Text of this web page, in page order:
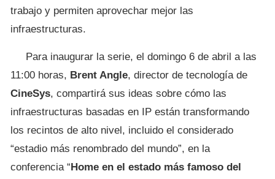
trabajo y permiten aprovechar mejor las
infraestructuras.
Para inaugurar la serie, el domingo 6 de abril a las
11:00 horas, Brent Angle, director de tecnología de
CineSys, compartirá sus ideas sobre cómo las
infraestructuras basadas en IP están transformando
los recintos de alto nivel, incluido el considerado
“estadio más renombrado del mundo”, en la
conferencia “ Home en el estado más famoso del